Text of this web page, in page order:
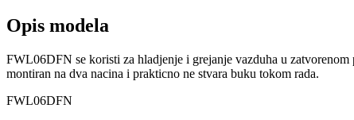
Opis modela
FWL06DFN se koristi za hladjenje i grejanje vazduha u
montiran na dva nacina i prakticno ne stvara buku tokom rada.
FWL06DFN